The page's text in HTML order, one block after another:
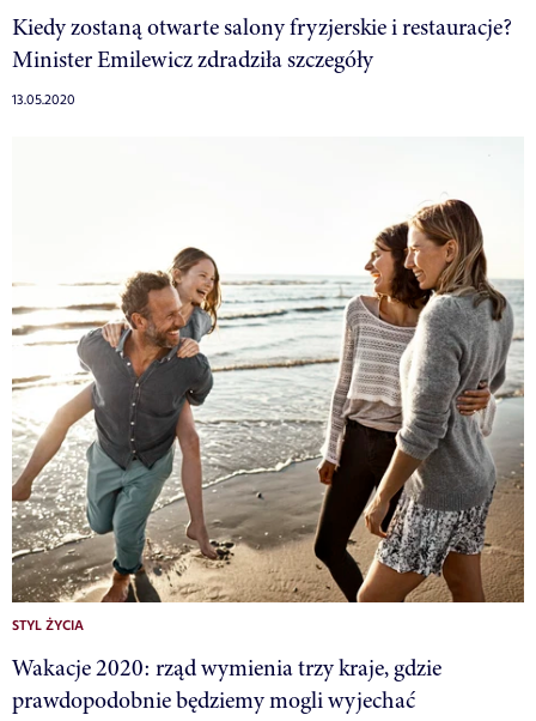
Kiedy zostaną otwarte salony fryzjerskie i restauracje?
Minister Emilewicz zdradziła szczegóły
13.05.2020
STYL ŻYCIA
Wakacje 2020: rząd wymienia trzy kraje, gdzie
prawdopodobnie będziemy mogli wyjechać